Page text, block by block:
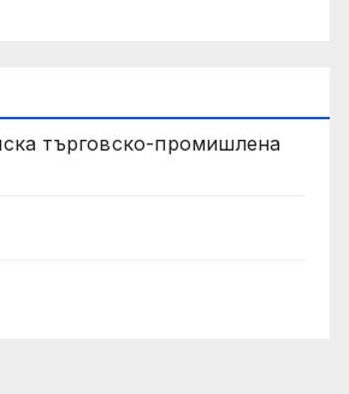
търговско-промишлена